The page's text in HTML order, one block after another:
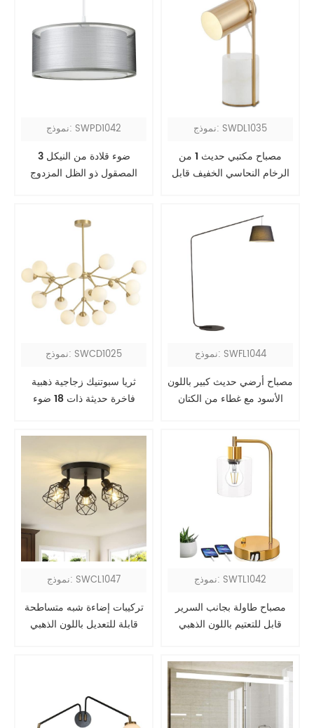
نموذج: SWPD1042
3 ضوء قلادة من النيكل
المصقول ذو الظل المزدوج
نموذج: SWDL1035
مصباح مكتبي حديث 1 من
الرخام النحاسي الخفيف قابل
نموذج: SWCD1025
ثريا سبوتنيك زجاجية ذهبية
فاخرة حديثة ذات 18 ضوء
نموذج: SWFL1044
مصباح أرضي حديث كبير باللون
الأسود مع غطاء من الكتان
نموذج: SWCL1047
تركيبات إضاءة شبه متساطحة
قابلة للتعديل باللون الذهبي
نموذج: SWTL1042
مصباح طاولة بجانب السرير
قابل للتعتيم باللون الذهبي